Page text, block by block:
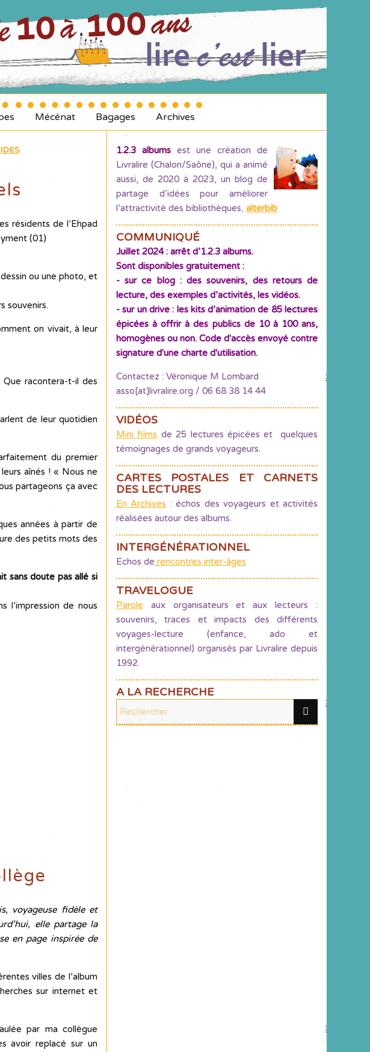
Mécénat Bagages Archives
résidents de l’Ehpad
(01)
ou une photo, et
souvenirs.
on vivait, à leur
racontera-t-il des
de leur quotidien
du premier
aînés ! « Nous ne
partageons ça avec
années à partir de
des petits mots des
sans doute pas allé si
l’impression de nous
voyageuse fidèle et
elle partage la
en page inspirée de
villes de l’album
sur internet et
par ma collègue
avoir replacé sur un
1.2.3 albums est une création de
Livralire (Chalon/Saône), qui a animé
aussi, de 2020 à 2023, un blog de
partage d’idées pour améliorer
l’attractivité des bibliothèques, alterbib
COMMUNIQUÉ
Juillet 2024 : arrêt d’1.2.3 albums.
Sont disponibles gratuitement :
- sur ce blog : des souvenirs, des retours de
lecture, des exemples d’activités, les vidéos.
- sur un drive : les kits d’animation de 85 lectures
épicées à offrir à des publics de 10 à 100 ans,
homogènes ou non. Code d'accès envoyé contre
signature d'une charte d'utilisation.
Contactez : Véronique M Lombard
asso[at]livralire.org / 06 68 38 14 44
VIDÉOS
Mini films de 25 lectures épicées et quelques
témoignages de grands voyageurs.
CARTES POSTALES ET CARNETS
DES LECTURES
En Archives : échos des voyageurs et activités
réalisées autour des albums.
INTERGÉNÉRATIONNEL
Echos de rencontres inter-âges
TRAVELOGUE
Parole aux organisateurs et aux lecteurs :
souvenirs, traces et impacts des différents
voyages-lecture (enfance, ado et
intergénérationnel) organisés par Livralire depuis
1992.
A LA RECHERCHE